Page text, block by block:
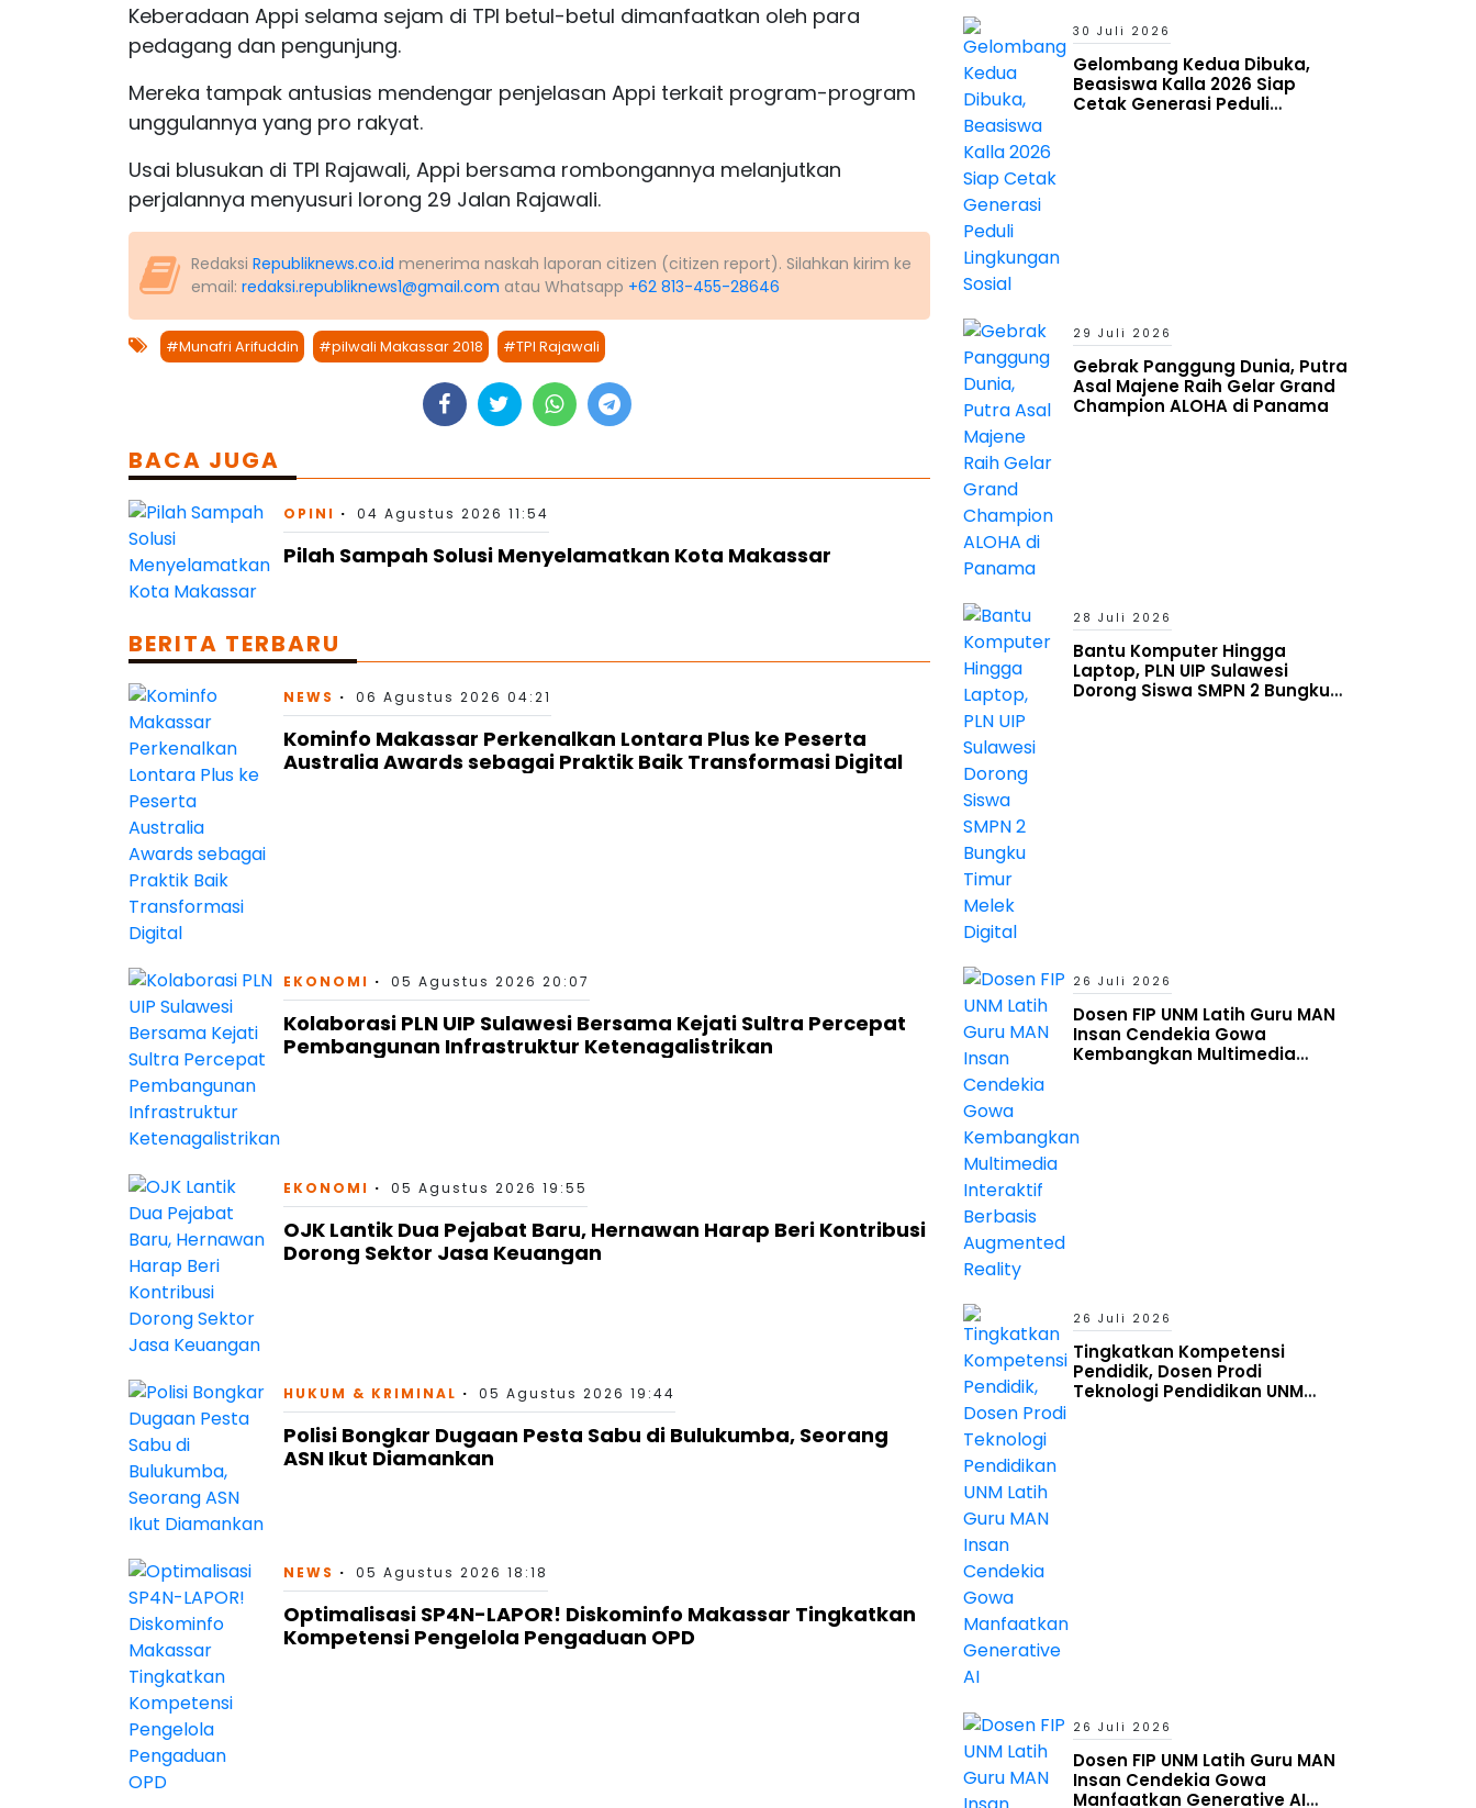
Keberadaan Appi selama sejam di TPI betul-betul dimanfaatkan oleh para
pedagang dan pengunjung.
Mereka tampak antusias mendengar penjelasan Appi terkait program-program
unggulannya yang pro rakyat.
Usai blusukan di TPI Rajawali, Appi bersama rombongannya melanjutkan
perjalannya menyusuri lorong 29 Jalan Rajawali.
Redaksi Republiknews.co.id menerima naskah laporan citizen (citizen report). Silahkan kirim ke
email: redaksi.republiknews1@gmail.com atau Whatsapp +62 813-455-28646
#Munafri Arifuddin #pilwali Makassar 2018 #TPI Rajawali
BACA JUGA
OPINI 04 Agustus 2026 11:54
Pilah Sampah Solusi Menyelamatkan Kota Makassar
BERITA TERBARU
NEWS 06 Agustus 2026 04:21
Kominfo Makassar Perkenalkan Lontara Plus ke Peserta
Australia Awards sebagai Praktik Baik Transformasi Digital
EKONOMI 05 Agustus 2026 20:07
Kolaborasi PLN UIP Sulawesi Bersama Kejati Sultra Percepat
Pembangunan Infrastruktur Ketenagalistrikan
EKONOMI 05 Agustus 2026 19:55
OJK Lantik Dua Pejabat Baru, Hernawan Harap Beri Kontribusi
Dorong Sektor Jasa Keuangan
HUKUM & KRIMINAL 05 Agustus 2026 19:44
Polisi Bongkar Dugaan Pesta Sabu di Bulukumba, Seorang
ASN Ikut Diamankan
NEWS 05 Agustus 2026 18:18
Optimalisasi SP4N-LAPOR! Diskominfo Makassar Tingkatkan
Kompetensi Pengelola Pengaduan OPD
30 Juli 2026
Gelombang Kedua Dibuka,
Beasiswa Kalla 2026 Siap
Cetak Generasi Peduli
29 Juli 2026
Gebrak Panggung Dunia, Putra
Asal Majene Raih Gelar Grand
Champion ALOHA di Panama
28 Juli 2026
Bantu Komputer Hingga
Laptop, PLN UIP Sulawesi
Dorong Siswa SMPN 2 Bungku
26 Juli 2026
Dosen FIP UNM Latih Guru MAN
Insan Cendekia Gowa
Kembangkan Multimedia
26 Juli 2026
Tingkatkan Kompetensi
Pendidik, Dosen Prodi
Teknologi Pendidikan UNM
26 Juli 2026
Dosen FIP UNM Latih Guru MAN
Insan Cendekia Gowa
Manfaatkan Generative AI